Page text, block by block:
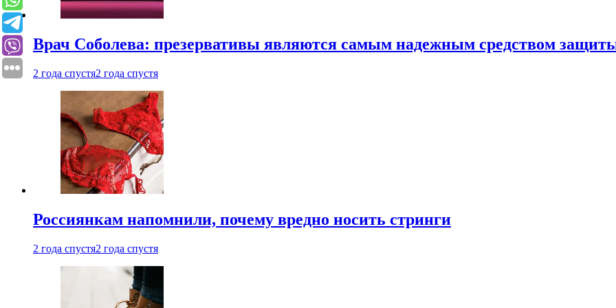
Врач Соболева: презервативы являются самым надежным средством
2 года спустя2 года спустя
Россиянкам напомнили, почему вредно носить стринги
2 года спустя2 года спустя